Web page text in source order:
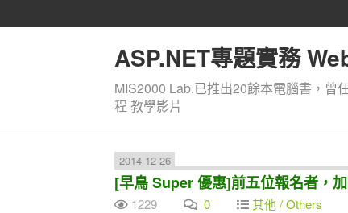
ASP.NET專題實務
MIS2000 Lab.已推出20餘本電腦書，曾
程 教學影片
2014-12-26
[早鳥 Super 優惠]前五位報名者，
1229 0 其他 / Others